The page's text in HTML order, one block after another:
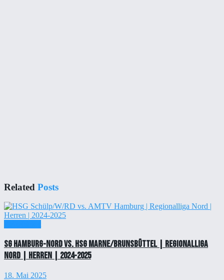
Related Posts
SG Hamburg-Nord vs. HSG Marne/Brunsbüttel | Regionalliga
Nord | Herren | 2024-2025
18. Mai 2025